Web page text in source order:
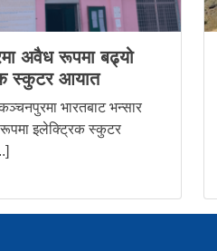
अवैध रूपमा बढ्यो
स्कुटर आयात
भारतबाट भन्सार
इलेक्ट्रिक स्कुटर